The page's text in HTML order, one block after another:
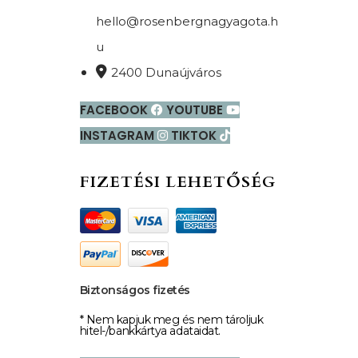
hello@rosenbergnagyagota.h
u
2400 Dunaújváros
FACEBOOK
YOUTUBE
INSTAGRAM
TIKTOK
FIZETÉSI LEHETŐSÉG
Biztonságos fizetés
* Nem kapjuk meg és nem tároljuk
hitel-/bankkártya adataidat.